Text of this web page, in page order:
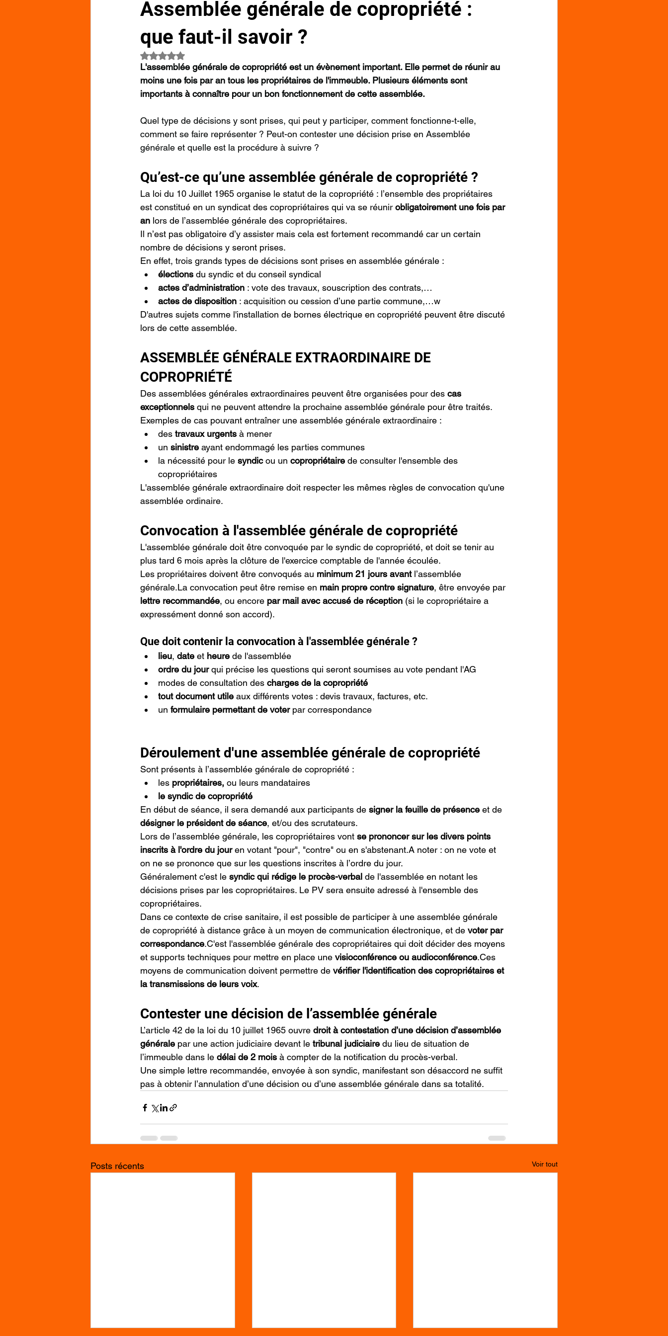
Assemblée générale de copropriété :
que faut-il savoir ?
Noté NaN étoiles sur 5.
L'assemblée générale de copropriété est un évènement important. Elle permet de réunir au
moins une fois par an tous les propriétaires de l'immeuble. Plusieurs éléments sont
importants à connaître pour un bon fonctionnement de cette assemblée.
Quel type de décisions y sont prises, qui peut y participer, comment fonctionne-t-elle,
comment se faire représenter ? Peut-on contester une décision prise en Assemblée
générale et quelle est la procédure à suivre ?
Qu’est-ce qu’une assemblée générale de copropriété ?
La loi du 10 Juillet 1965 organise le statut de la copropriété : l’ensemble des propriétaires
est constitué en un syndicat des copropriétaires qui va se réunir obligatoirement une fois par
an lors de l’assemblée générale des copropriétaires.
Il n’est pas obligatoire d’y assister mais cela est fortement recommandé car un certain
nombre de décisions y seront prises.
En effet, trois grands types de décisions sont prises en assemblée générale :
élections du syndic et du conseil syndical
actes d’administration : vote des travaux, souscription des contrats,…
actes de disposition : acquisition ou cession d’une partie commune,…w
D'autres sujets comme l'installation de bornes électrique en copropriété peuvent être discuté
lors de cette assemblée.
ASSEMBLÉE GÉNÉRALE EXTRAORDINAIRE DE
COPROPRIÉTÉ
Des assemblées générales extraordinaires peuvent être organisées pour des cas
exceptionnels qui ne peuvent attendre la prochaine assemblée générale pour être traités.
Exemples de cas pouvant entraîner une assemblée générale extraordinaire :
des travaux urgents à mener
un sinistre ayant endommagé les parties communes
la nécessité pour le syndic ou un copropriétaire de consulter l'ensemble des
copropriétaires
L'assemblée générale extraordinaire doit respecter les mêmes règles de convocation qu'une
assemblée ordinaire.
Convocation à l'assemblée générale de copropriété
L'assemblée générale doit être convoquée par le syndic de copropriété, et doit se tenir au
plus tard 6 mois après la clôture de l'exercice comptable de l'année écoulée.
Les propriétaires doivent être convoqués au minimum 21 jours avant l’assemblée
générale.La convocation peut être remise en main propre contre signature, être envoyée par
lettre recommandée, ou encore par mail avec accusé de réception (si le copropriétaire a
expressément donné son accord).
Que doit contenir la convocation à l'assemblée générale ?
lieu, date et heure de l'assemblée
ordre du jour qui précise les questions qui seront soumises au vote pendant l'AG
modes de consultation des charges de la copropriété
tout document utile aux différents votes : devis travaux, factures, etc.
un formulaire permettant de voter par correspondance
Déroulement d'une assemblée générale de copropriété
Sont présents à l’assemblée générale de copropriété :
les propriétaires, ou leurs mandataires
le syndic de copropriété
En début de séance, il sera demandé aux participants de signer la feuille de présence et de
désigner le président de séance, et/ou des scrutateurs.
Lors de l’assemblée générale, les copropriétaires vont se prononcer sur les divers points
inscrits à l'ordre du jour en votant "pour", "contre" ou en s'abstenant.A noter : on ne vote et
on ne se prononce que sur les questions inscrites à l’ordre du jour.
Généralement c'est le syndic qui rédige le procès-verbal de l'assemblée en notant les
décisions prises par les copropriétaires. Le PV sera ensuite adressé à l'ensemble des
copropriétaires.
Dans ce contexte de crise sanitaire, il est possible de participer à une assemblée générale
de copropriété à distance grâce à un moyen de communication électronique, et de voter par
correspondance.C'est l'assemblée générale des copropriétaires qui doit décider des moyens
et supports techniques pour mettre en place une visioconférence ou audioconférence.Ces
moyens de communication doivent permettre de vérifier l'identification des copropriétaires et
la transmissions de leurs voix.
Contester une décision de l’assemblée générale
L’article 42 de la loi du 10 juillet 1965 ouvre droit à contestation d’une décision d’assemblée
générale par une action judiciaire devant le tribunal judiciaire du lieu de situation de
l’immeuble dans le délai de 2 mois à compter de la notification du procès-verbal.
Une simple lettre recommandée, envoyée à son syndic, manifestant son désaccord ne suffit
pas à obtenir l’annulation d’une décision ou d’une assemblée générale dans sa totalité.
Posts récents Voir tout